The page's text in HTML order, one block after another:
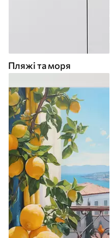
Пляжі та моря